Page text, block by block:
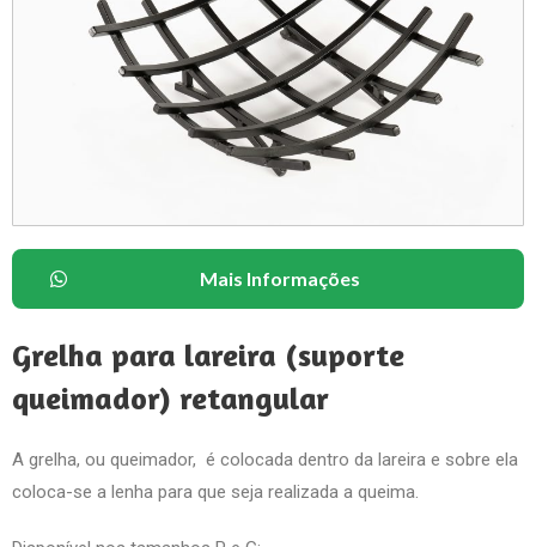
Mais Informações
Grelha para lareira (suporte
queimador) retangular
A grelha, ou queimador, é colocada dentro da lareira e sobre ela
coloca-se a lenha para que seja realizada a queima.